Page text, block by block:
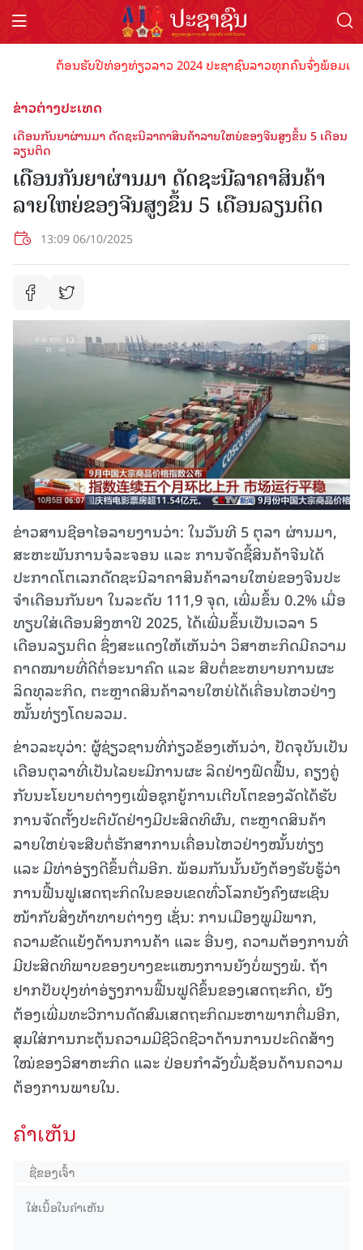
ຕ້ອນຮັບປີທ່ອງທ່ຽວລາວ 2024 ປະຊາຊົນລາວທຸກຄົນຈົ່ງພ້ອມເປັ
ຂ່າວຕ່າງປະເທດ
ເດືອນ​ກັນ​ຍາຜ່ານມາ ​ດັດ​ຊະ​ນີ​ລາຄາສິນ​ຄ້າ​ລາຍ​ໃຫຍ່​ຂອງ​ຈີນສູງ​ຂຶ້ນ​ 5 ເດືອນ​
ລຽນ​ຕິດ
ເດືອນ​ກັນ​ຍາຜ່ານມາ ​ດັດ​ຊະ​ນີ​ລາຄາສິນ​ຄ້າ​
ລາຍ​ໃຫຍ່​ຂອງ​ຈີນສູງ​ຂຶ້ນ​ 5 ເດືອນ​ລຽນ​ຕິດ
13:09 06/10/2025
ຂ່າວສານຊີອາໄອລາຍງານວ່າ: ໃນວັນ​ທີ 5 ຕຸ​ລາ ຜ່ານມາ,
ສະ​ຫະ​ພັນ​ການ​ຈໍ​ລະ​ຈອນ ແລະ ການ​ຈັດ​ຊື້​ສິນ​ຄ້າ​ຈີນ​ໄດ້​
ປະກາດ​ໂຕເລກ​ດັດ​ຊະ​ນີ​ລາ​ຄາ​ສິນ​ຄ້າ​ລາຍ​ໃຫຍ່​ຂອງ​ຈີນ​ປະ​
ຈຳ​ເດືອນ​ກັນ​ຍາ ໃນລະດັບ 111,9 ຈຸດ, ເພີ່ມ​ຂຶ້ນ 0.2% ເມື່ອ​
ທຽບ​ໃສ່​ເດືອນ​ສິງ​ຫາປີ 2025, ໄດ້​ເພີ່ມ​ຂຶ້ນ​ເປັນ​ເວ​ລາ 5
ເດືອນ​ລຽນ​ຕິດ ຊຶ່ງ​ສະ​ແດງ​ໃຫ້​ເຫັນ​ວ່າ ວິ​ສາ​ຫະ​ກິດ​ມີ​ຄວາມ
ຄາດ​ໝາຍ​ທີ່​ດີຕໍ່ອະນາຄົດ ແລະ ສືບຕໍ່ຂະຫຍາຍການ​ຜະ​
ລິດ​ທຸ​ລະກິດ, ຕະຫຼາດ​ສິນ​ຄ້າ​ລາ​ຍ​ໃຫຍ່​ໄດ້ເຄື່ອນໄຫວ​ຢ່າງ​
ໝັ້ນ​ທ່ຽງ​ໂດຍ​ລວມ.
ຂ່າວລະບຸວ່າ: ຜູ້ຊ່ຽວຊານທີ່ກ່ຽວຂ້ອງເຫັນວ່າ, ປັດຈຸບັນເປັນ
ເດືອນຕຸລາທີ່ເປັນໄລຍະມີການຜະ ລິດຢ່າງຟົດຟື້ນ, ຄຽງຄູ່
ກັບນະໂຍບາຍຕ່າງໆເພື່ອຊຸກຍູ້ການເຕີບໂຕຂອງລັດໄດ້ຮັບ
ການຈັດຕັ້ງປະຕິບັດຢ່າງມີປະສິດທິຜົນ, ຕະຫຼາດສິນຄ້າ
ລາຍໃຫຍ່ຈະສືບຕໍ່ຮັກສາການເຄື່ອນໄຫວຢ່າງໝັ້ນທ່ຽງ
ແລະ ມີທ່າອ່ຽງດີຂຶ້ນຕື່ມອີກ. ພ້ອມກັນນັ້ນຍັງຕ້ອງຮັບຮູ້ວ່າ
ການຟື້ນຟູເສດຖະກິດໃນຂອບເຂດທົ່ວໂລກຍັງຄົງຜະເຊີນ
ໜ້າກັບສິ່ງທ້າທາຍຕ່າງໆ ເຊັ່ນ: ການເມືອງພູມີພາກ,
ຄວາມຂັດແຍ້ງດ້ານການຄ້າ ແລະ ອື່ນໆ, ຄວາມຕ້ອງການທີ່
ມີປະສິດທິພາບຂອງບາງຂະແໜງການຍັງບໍ່ພຽງພໍ. ຖ້າ
ຢາກປັບປຸງທ່າອ່ຽງການຟື້ນຟູດີຂຶ້ນຂອງເສດຖະກິດ, ຍັງ
ຕ້ອງເພີ່ມທະວີການດັດສົມເສດຖະກິດມະຫາພາກຕື່ມອີກ,
ສຸມໃສ່ການກະຕຸ້ນຄວາມມີຊີວິດຊີວາດ້ານການປະດິດສ້າງ
ໃໝ່ຂອງວິສາຫະກິດ ແລະ ປ່ອຍກຳລັງບົ່ມຊ້ອນດ້ານຄວາມ
ຕ້ອງການພາຍໃນ.
ຄໍາເຫັນ